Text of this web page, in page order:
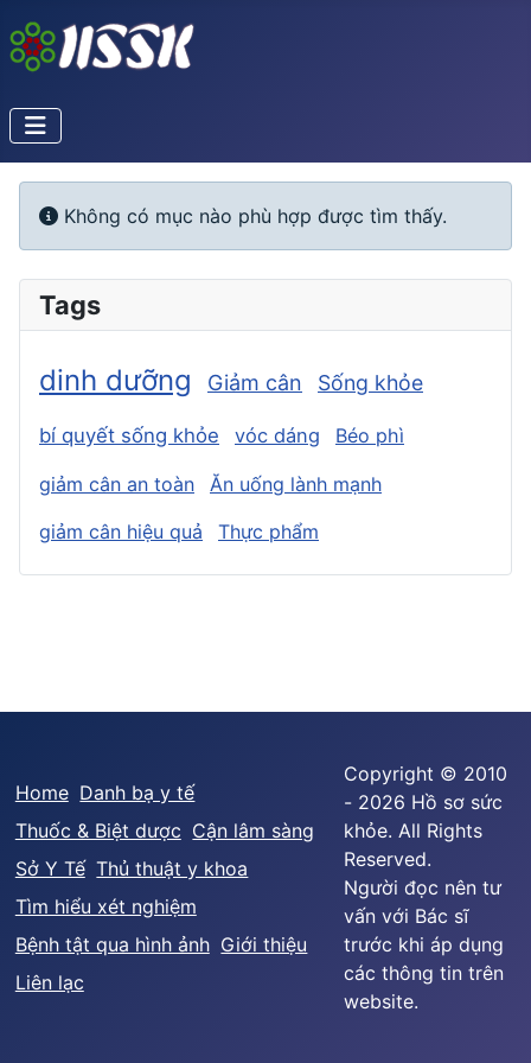
Info
Không có mục nào phù hợp được tìm thấy.
Tags
dinh dưỡng Giảm cân Sống khỏe
bí quyết sống khỏe vóc dáng Béo phì
giảm cân an toàn
Ăn uống lành mạnh
giảm cân hiệu quả
Thực phẩm
Home Danh bạ y tế
Thuốc & Biệt dược Cận lâm sàng
Sở Y Tế Thủ thuật y khoa
Tìm hiểu xét nghiệm
Bệnh tật qua hình ảnh Giới thiệu
Liên lạc
Copyright © 2010
- 2026 Hồ sơ sức
khỏe. All Rights
Reserved.
Người đọc nên tư
vấn với Bác sĩ
trước khi áp dụng
các thông tin trên
website.